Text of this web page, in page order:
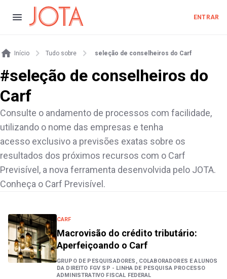
ENTRAR
Início Tudo sobre seleção de conselheiros do Carf
#seleção de conselheiros do
Carf
Consulte o andamento de processos com facilidade,
utilizando o nome das empresas e tenha
acesso exclusivo a previsões exatas sobre os
resultados dos próximos recursos com o Carf
Previsível, a nova ferramenta desenvolvida pelo JOTA.
Conheça o Carf Previsível.
CARF
Macrovisão do crédito tributário:
Aperfeiçoando o Carf
GRUPO DE PESQUISADORES, COLABORADORES E ALUNOS
DA DIREITO FGV SP - LINHA DE PESQUISA PROCESSO
ADMINISTRATIVO FISCAL FEDERAL